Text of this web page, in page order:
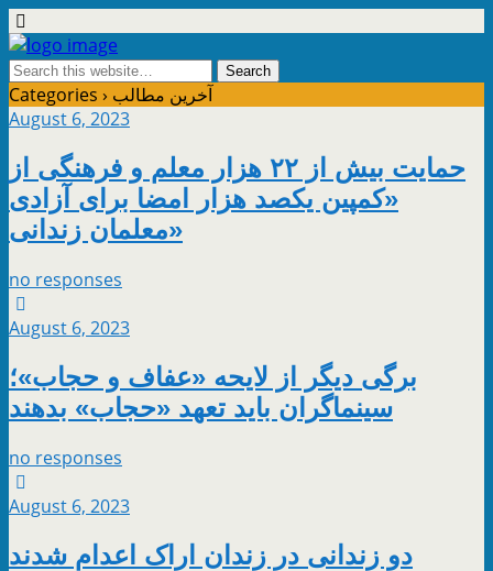
Categories › آخرین مطالب
August 6, 2023
حمایت بیش از ۲۲ هزار معلم و فرهنگی از
«کمپین یکصد هزار امضا برای آزادی
معلمان زندانی»
no responses
August 6, 2023
برگی دیگر از لایحه «عفاف و حجاب»؛
سینماگران باید تعهد «حجاب» بدهند
no responses
August 6, 2023
دو زندانی در زندان اراک اعدام شدند